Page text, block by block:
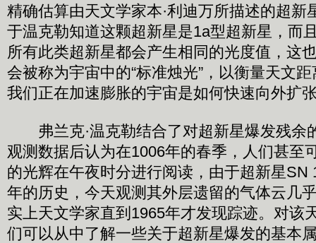
精确估算由天文学家本·利迪万所描述的超新
于温克勒知道这颗超新星是1a型超新星，而
所有此类超新星都会产生相同的光度值，这
会被称为宇宙中的“标准烛光”，以衡量天文
我们正在加速膨胀的宇宙是如何快速向外扩
弗兰克·温克勒结合了对超新星爆发残余
观测数据后认为在1006年的春季，人们甚至
的光辉在午夜时分进行阅读，由于超新星SN
年的历史，今天观测其外层遗留的气体云几
实上天文学家直到1965年才发现踪迹。对该
们可以从中了解一些关于超新星爆发的基本